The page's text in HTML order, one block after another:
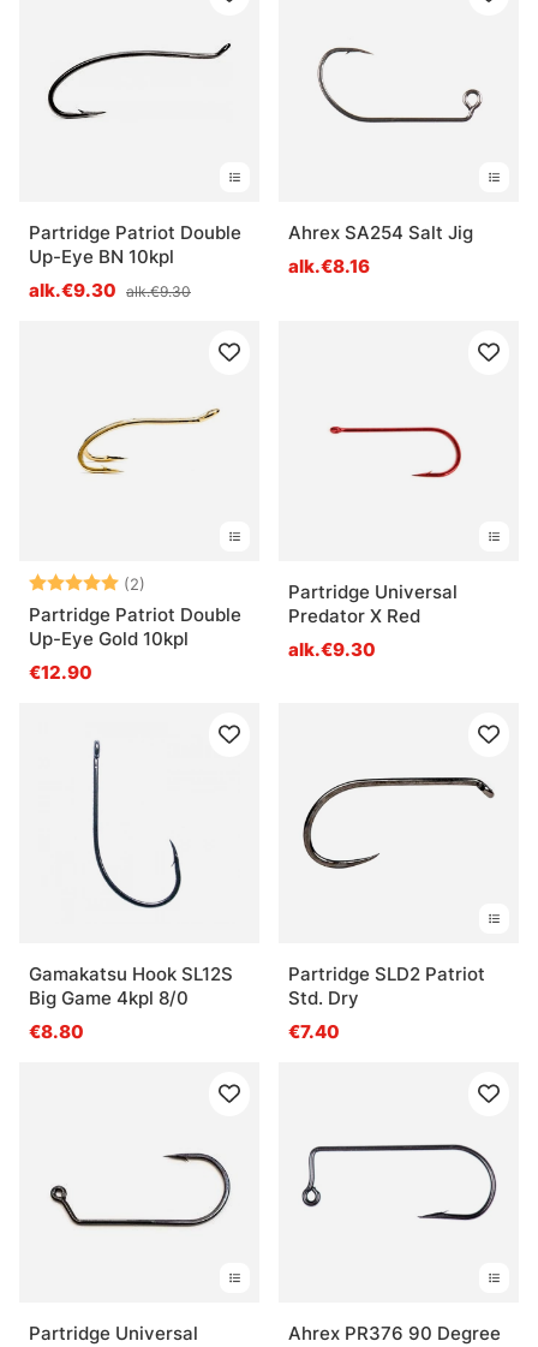
Partridge Patriot Double
Up-Eye BN 10kpl
alk.€9.30 alk.€9.30
Ahrex SA254 Salt Jig
alk.€8.16
Arvio: (2)
5.0 5:sta tähdestä
Partridge Patriot Double
Up-Eye Gold 10kpl
€12.90
Partridge Universal
Predator X Red
alk.€9.30
Gamakatsu Hook SL12S
Big Game 4kpl 8/0
€8.80
Partridge SLD2 Patriot
Std. Dry
€7.40
Partridge Universal
Ahrex PR376 90 Degree